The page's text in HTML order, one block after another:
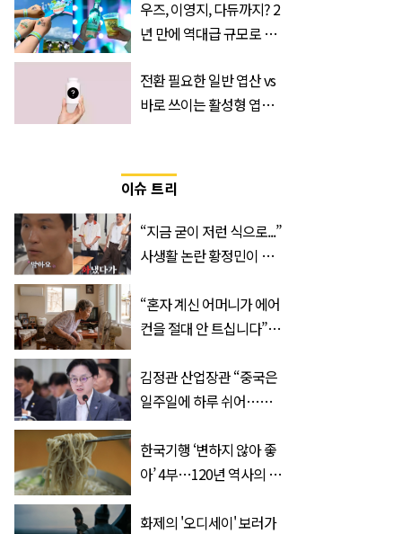
우즈, 이영지, 다듀까지? 2
년 만에 역대급 규모로 돌
벌’
전환 필요한 일반 엽산 vs
바로 쓰이는 활성형 엽
이슈 트리
“지금 굳이 저런 식으로...”
사생활 논란 황정민이 곧
“혼자 계신 어머니가 에어
컨을 절대 안 트십니다”…
김정관 산업장관 “중국은
일주일에 하루 쉬어…주
한국기행 ‘변하지 않아 좋
아’ 4부…120년 역사의 대
화제의 '오디세이' 보러가